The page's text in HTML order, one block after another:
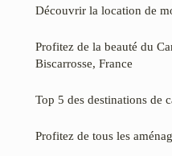
Découvrir la location de
Profitez de la beauté du
Biscarrosse, France
Top 5 des destinations de
Profitez de tous les